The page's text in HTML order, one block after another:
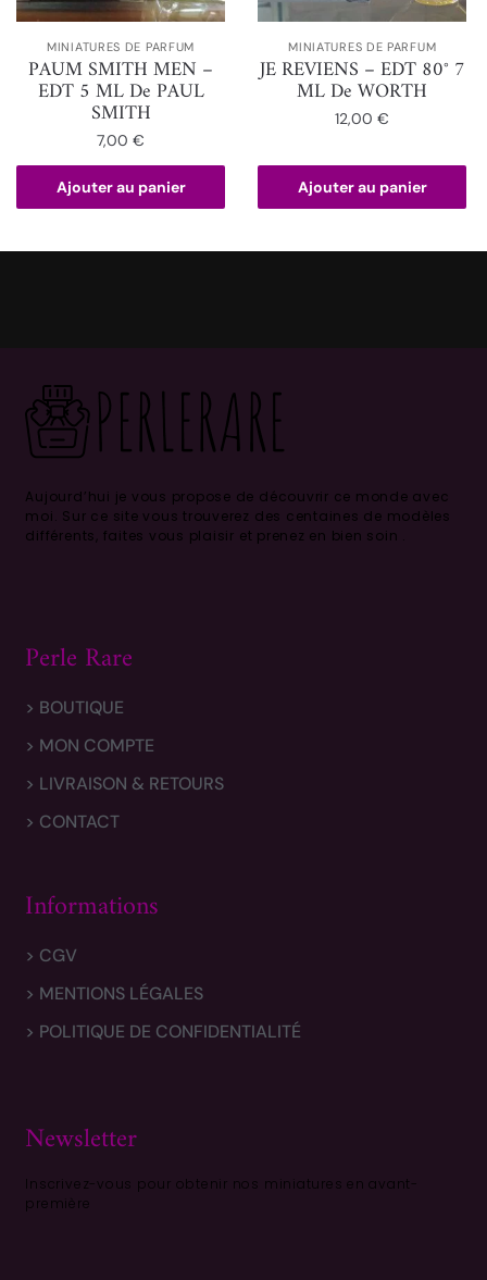
MINIATURES DE PARFUM
PAUM SMITH MEN –
EDT 5 ML De PAUL
SMITH
7,00€
Ajouter au panier
MINIATURES DE PARFUM
JE REVIENS – EDT 80° 7
ML De WORTH
12,00€
Ajouter au panier
Aujourd’hui je vous propose de découvrir ce monde avec
moi. Sur ce site vous trouverez des centaines de modèles
différents, faites vous plaisir et prenez en bien soin .
Perle Rare
> BOUTIQUE
> MON COMPTE
> LIVRAISON & RETOURS
> CONTACT
Informations
> CGV
> MENTIONS LÉGALES
> POLITIQUE DE CONFIDENTIALITÉ
Newsletter
Inscrivez-vous pour obtenir nos miniatures en avant-
première